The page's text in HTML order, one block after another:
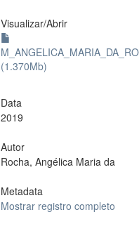
Visualizar/Abrir
(1.370Mb)
Data
2019
Autor
Rocha, Angélica Maria da
Metadata
Mostrar registro completo